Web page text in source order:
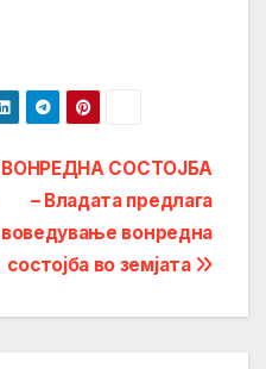
ВОНРЕДНА СОСТОЈБА
– Владата предлага
воведување вонредна
состојба во земјата